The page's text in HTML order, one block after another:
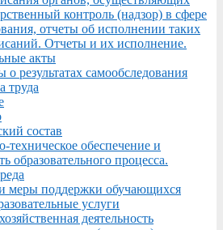
контроль (надзор) в сфере
отчеты об исполнении таких
Отчеты и их исполнение.
акты
о результатах самообследования
труда
состав
техническое обеспечение и
образовательного процесса.
меры поддержки обучающихся
услуги
деятельность